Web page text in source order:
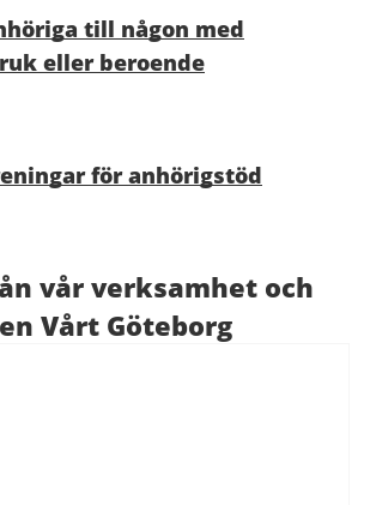
till någon med
eller beroende
för anhörigstöd
vår verksamhet och
Vårt Göteborg